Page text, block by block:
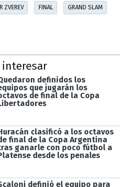
ZVEREV FINAL GRAND SLAM
interesar
definidos los
que jugarán los
de final de la Copa
clasificó a los octavos
final de la Copa Argentina
ganarle con poco fútbol a
desde los penales
definió el equipo para